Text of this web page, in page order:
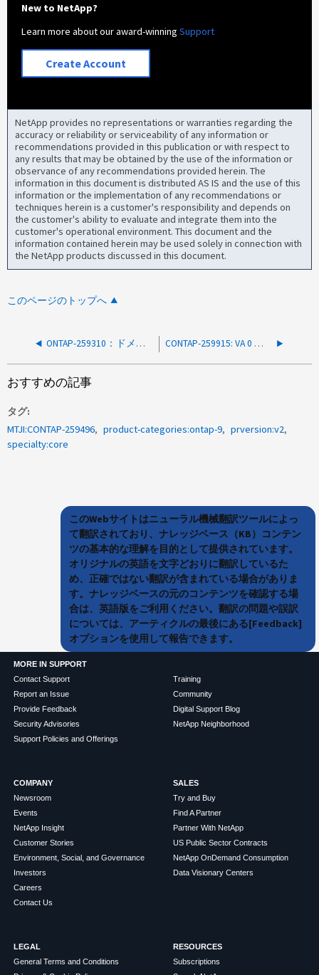
New to NetApp?
Learn more about our award-winningSupport
Create Account
NetApp provides no representations or warranties regarding the
accuracy or reliability or serviceability of any information or
recommendations provided in this publication or with respect to
any results that may be obtained by the use of the information or
observance of any recommendations provided herein. The
information in this document is distributed AS IS and the use of this
information or the implementation of any recommendations or
techniques herein is a customer's responsibility and depends on
the customer's ability to evaluate and integrate them into the
customer's operational environment. This document and the
information contained herein may be used solely in connection with
the NetApp products discussed in this document.
このページのトップへ
ONTAP-259310：ドメインサフィックスを持つユーザをサポートするためのONTAPの要求 CONTAP-259915: VA 0 コード 0 cs:rip 0x20:0xffffffff88e2b8ac のSKプロセス xor_cp_thread_0で保護違反が発生
おすすめの記事
タグ
MTJI:CONTAP-259496
product-categories:ontap-9
prversion:v2
specialty:core
このWebサイトはニューラル機械翻訳ツールによっ
て翻訳されており、ナレッジベース（KB）コンテン
ツの基本的な理解を目的として提供されています。
オリジナルの英語を文字どおりに翻訳しているた
め、正確ではない翻訳が含まれている場合がありま
す。ナレッジベースの元のコンテンツを確認する場
合は、英語版をご利用ください。翻訳の問題や誤訳
については、アーティクルの最後にある[Feedback]
オプションを使用して報告できます。
MORE IN SUPPORT
Contact Support
Report an Issue
Provide Feedback
Security Advisories
Support Policies and Offerings
Training
Community
Digital Support Blog
NetApp Neighborhood
COMPANY
Newsroom
Events
NetApp Insight
Customer Stories
Environment, Social, and Governance
Investors
Careers
Contact Us
SALES
Try and Buy
Find A Partner
Partner With NetApp
US Public Sector Contracts
NetApp OnDemand Consumption
Data Visionary Centers
LEGAL
General Terms and Conditions
RESOURCES
Subscriptions